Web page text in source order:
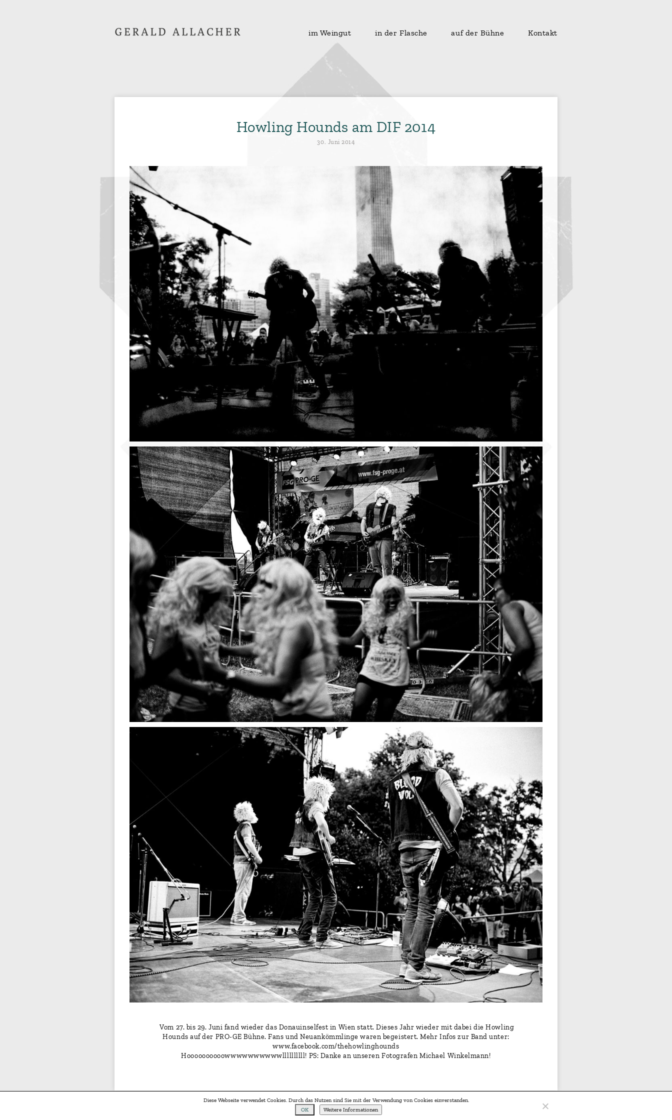
im Weingut in der Flasche auf der Bühne Kontakt
Howling Hounds am DIF 2014
30. Juni 2014
Vom 27. bis 29. Juni fand wieder das Donauinselfest in Wien statt. Dieses Jahr wieder mit dabei die Howling
Hounds auf der PRO-GE Bühne. Fans und Neuankömmlinge waren begeistert. Mehr Infos zur Band unter:
www.facebook.com/thehowlinghounds
Hoooooooooowwwwwwwwwwllllllllll! PS: Danke an unseren Fotografen Michael Winkelmann!
Diese Webseite verwendet Cookies. Durch das Nutzen sind Sie mit der Verwendung von Cookies einverstanden.
OK
Weitere Informationen